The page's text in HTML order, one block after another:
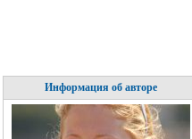
Информация об авторе